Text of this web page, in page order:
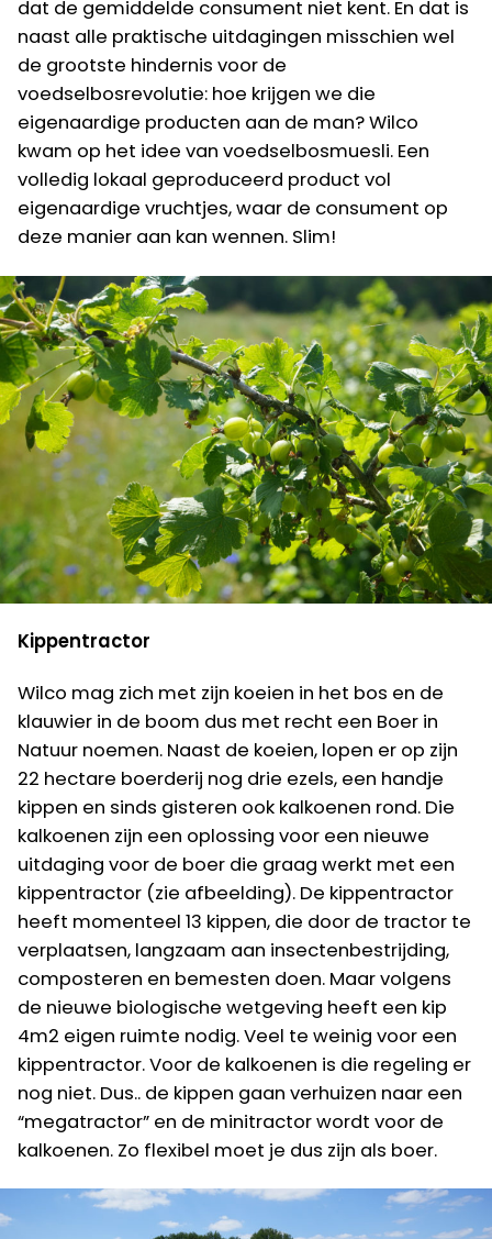
dat de gemiddelde consument niet kent. En dat is
naast alle praktische uitdagingen misschien wel
de grootste hindernis voor de
voedselbosrevolutie: hoe krijgen we die
eigenaardige producten aan de man? Wilco
kwam op het idee van voedselbosmuesli. Een
volledig lokaal geproduceerd product vol
eigenaardige vruchtjes, waar de consument op
deze manier aan kan wennen. Slim!
Kippentractor
Wilco mag zich met zijn koeien in het bos en de
klauwier in de boom dus met recht een Boer in
Natuur noemen. Naast de koeien, lopen er op zijn
22 hectare boerderij nog drie ezels, een handje
kippen en sinds gisteren ook kalkoenen rond. Die
kalkoenen zijn een oplossing voor een nieuwe
uitdaging voor de boer die graag werkt met een
kippentractor (zie afbeelding). De kippentractor
heeft momenteel 13 kippen, die door de tractor te
verplaatsen, langzaam aan insectenbestrijding,
composteren en bemesten doen. Maar volgens
de nieuwe biologische wetgeving heeft een kip
4m2 eigen ruimte nodig. Veel te weinig voor een
kippentractor. Voor de kalkoenen is die regeling er
nog niet. Dus.. de kippen gaan verhuizen naar een
“megatractor” en de minitractor wordt voor de
kalkoenen. Zo flexibel moet je dus zijn als boer.